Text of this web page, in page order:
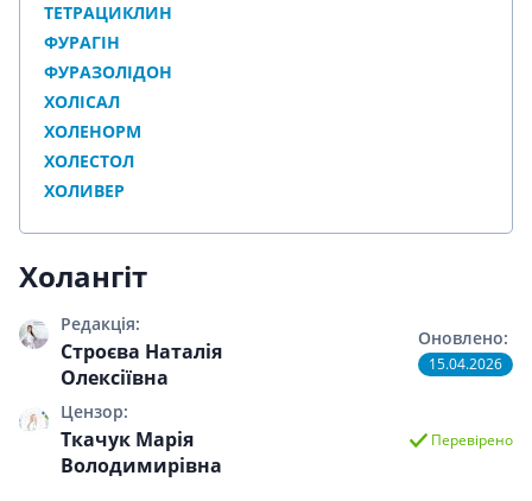
ТЕТРАЦИКЛИН
ФУРАГІН
ФУРАЗОЛІДОН
ХОЛІСАЛ
ХОЛЕНОРМ
ХОЛЕСТОЛ
ХОЛИВЕР
Холангіт
Редакція:
Строєва Наталія
Олексіївна
Цензор:
Ткачук Марія
Володимирівна
Оновлено:
15.04.2026
Перевірено